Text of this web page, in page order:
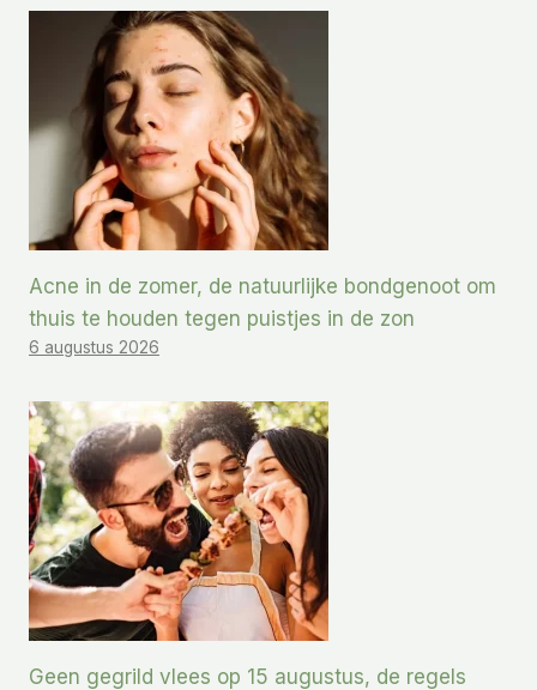
Acne in de zomer, de natuurlijke bondgenoot om
thuis te houden tegen puistjes in de zon
6 augustus 2026
Geen gegrild vlees op 15 augustus, de regels